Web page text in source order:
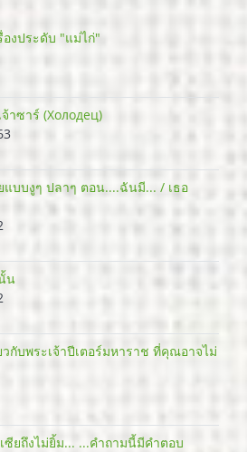
งประดับ "แม่ไก่"
าซาร์ (Холодец)
แบบงูๆ ปลาๆ ตอน....ฉันมี... / เธอ
น
วกับพระเจ้าปีเตอร์มหาราช ที่คุณอาจไม่
ซียถึงไม่ยิ้ม... ...คำถามนี้มีคำตอบ